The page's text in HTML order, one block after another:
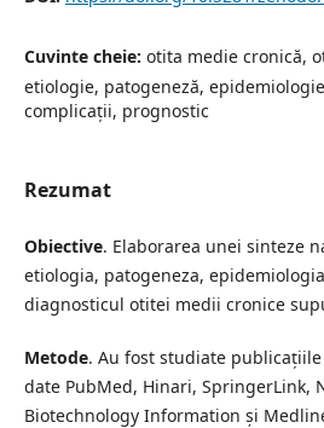
Cuvinte cheie: otita medie cronică,
etiologie, patogeneză,
complicații, prognostic
Rezumat
Obiective. Elaborarea unei sinteze
etiologia, patogeneza,
diagnosticul otitei medii cronice
Metode. Au fost studiate
date PubMed, Hinari, SpringerLink,
Biotechnology Information și